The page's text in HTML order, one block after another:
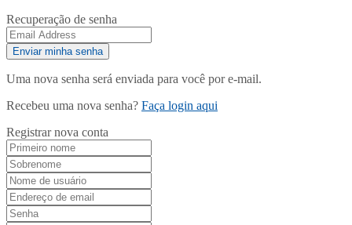
Recuperação de senha
Uma nova senha será enviada para você por e-mail.
Recebeu uma nova senha? Faça login aqui
Registrar nova conta